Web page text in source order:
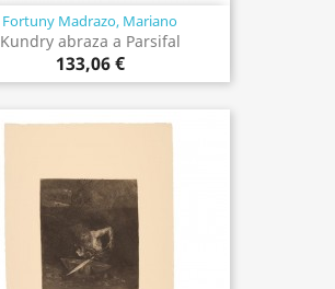
Fortuny Madrazo, Mariano
Kundry abraza a Parsifal
133,06 €